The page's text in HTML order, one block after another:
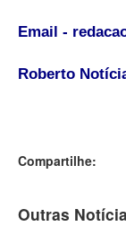
Email -
Roberto
Compartilhe:
Outras